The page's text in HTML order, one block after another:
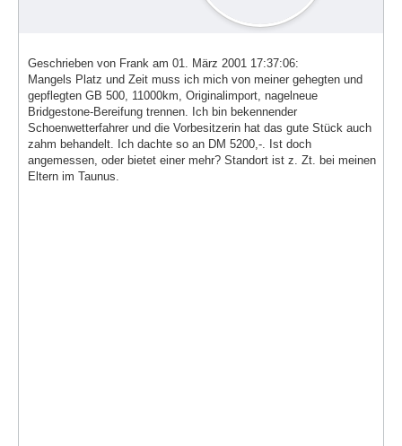
Geschrieben von Frank am 01. März 2001 17:37:06:
Mangels Platz und Zeit muss ich mich von meiner gehegten und
gepflegten GB 500, 11000km, Originalimport, nagelneue
Bridgestone-Bereifung trennen. Ich bin bekennender
Schoenwetterfahrer und die Vorbesitzerin hat das gute Stück auch
zahm behandelt. Ich dachte so an DM 5200,-. Ist doch
angemessen, oder bietet einer mehr? Standort ist z. Zt. bei meinen
Eltern im Taunus.